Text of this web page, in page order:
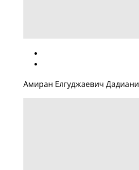
Амиран Елгуджаевич Дадиани